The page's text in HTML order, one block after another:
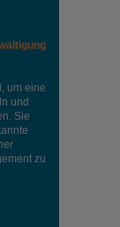
um eine
und
Sie
zu